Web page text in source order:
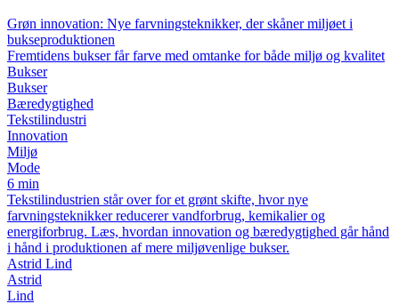
Grøn innovation: Nye farvningsteknikker, der skåner miljøet i
bukseproduktionen
Fremtidens bukser får farve med omtanke for både miljø og kvalitet
Bukser
Bukser
Bæredygtighed
Tekstilindustri
Innovation
Miljø
Mode
6 min
Tekstilindustrien står over for et grønt skifte, hvor nye
farvningsteknikker reducerer vandforbrug, kemikalier og
energiforbrug. Læs, hvordan innovation og bæredygtighed går hånd
i hånd i produktionen af mere miljøvenlige bukser.
Astrid Lind
Astrid
Lind